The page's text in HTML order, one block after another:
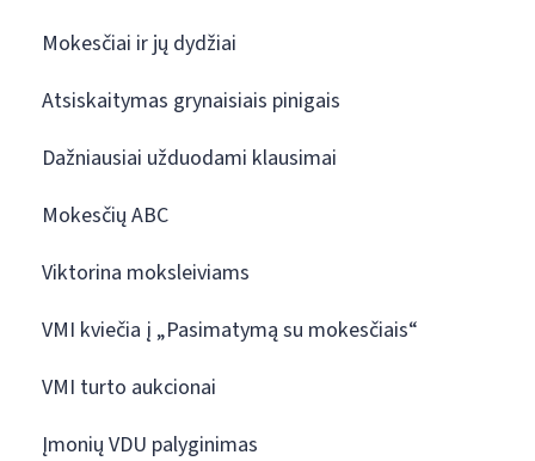
Mokesčiai ir jų dydžiai
Atsiskaitymas grynaisiais pinigais
Dažniausiai užduodami klausimai
Mokesčių ABC
Viktorina moksleiviams
VMI kviečia į „Pasimatymą su mokesčiais“
VMI turto aukcionai
Įmonių VDU palyginimas